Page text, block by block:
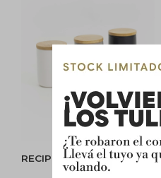
RECIPIENTES CON TAPA